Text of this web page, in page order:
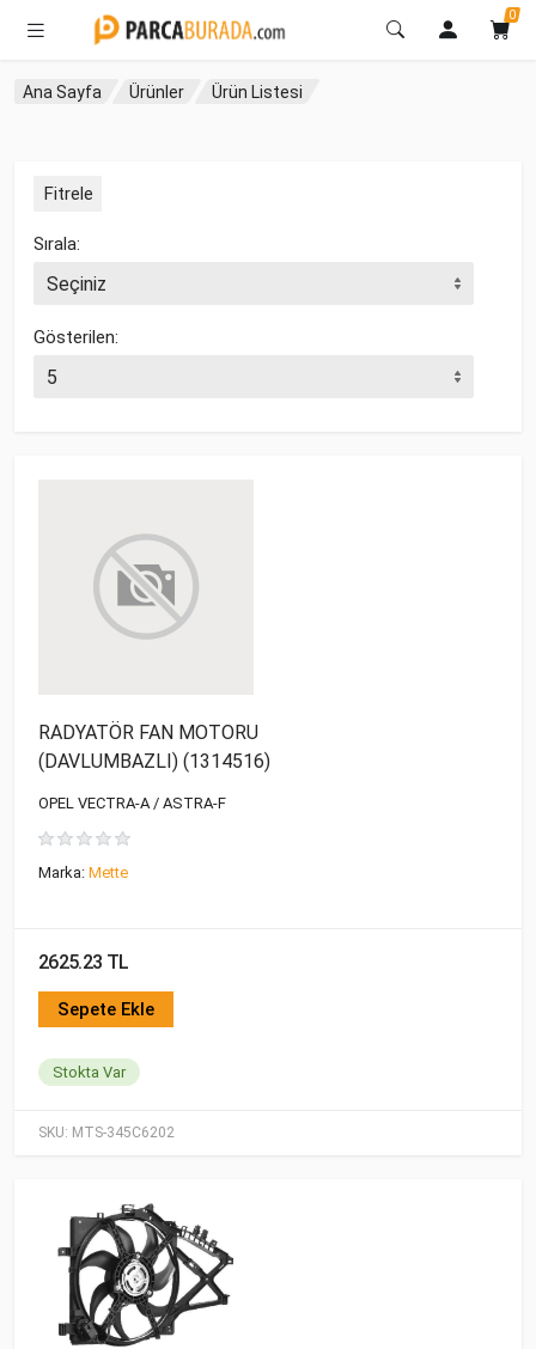
0
Ana Sayfa Ürünler Ürün Listesi
Fitrele
Sırala:
Gösterilen:
SKU: MTS-345C6202
RADYATÖR FAN MOTORU
(DAVLUMBAZLI) (1314516)
OPEL VECTRA-A / ASTRA-F
Marka: Mette
2625.23 TL
Sepete Ekle
Stokta Var